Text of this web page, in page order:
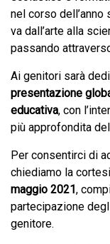
nel corso
va dall’arte alla
passando
Ai genitori sarà
presentazione
educativa, con
più approfondita
Per consentirci di
chiediamo la
maggio 2021 ,
partecipazione
genitore.